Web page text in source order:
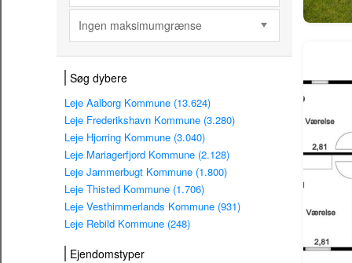
Ingen maksimumgrænse
Søg dybere
Leje Aalborg Kommune (13.624)
Leje Frederikshavn Kommune (3.280)
Leje Hjorring Kommune (3.040)
Leje Mariagerfjord Kommune (2.128)
Leje Jammerbugt Kommune (1.800)
Leje Thisted Kommune (1.706)
Leje Vesthimmerlands Kommune (931)
Leje Rebild Kommune (248)
Ejendomstyper